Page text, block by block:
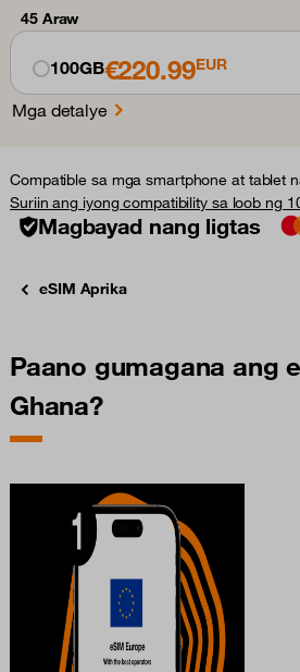
45 Araw
100GB€220.99EUR
Mga detalye
Compatible sa mga smartphone at tablet
Suriin ang iyong compatibility sa loob ng
Magbayad nang ligtas
eSIM Aprika
Paano gumagana ang
Ghana?